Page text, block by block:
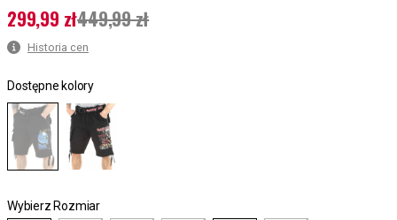
Aktualna cena:299,99 zł
299,99 zł449,99 zł
Historia cen
Dostępne kolory
Wybierz Rozmiar